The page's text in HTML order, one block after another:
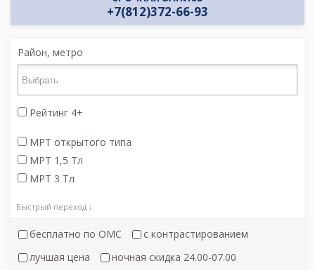
+7(812)372-66-93
Район, метро
Рейтинг 4+
МРТ открытого типа
МРТ 1,5 Тл
МРТ 3 Тл
Быстрый переход ↓
бесплатно по ОМС
с контрастированием
лучшая цена
ночная скидка 24.00-07.00